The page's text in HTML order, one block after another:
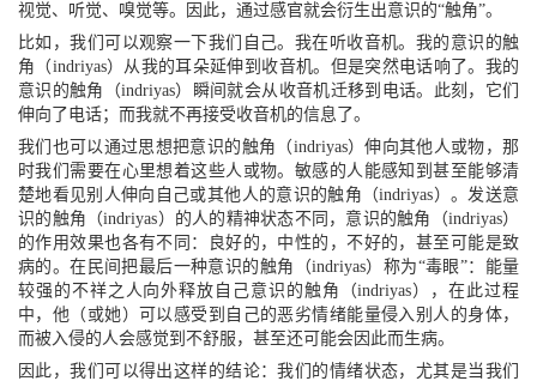
视觉、听觉、嗅觉等。因此，通过感官就会衍生出意识的“触角”。
比如，我们可以观察一下我们自己。我在听收音机。我的意识的触
角（indriyas）从我的耳朵延伸到收音机。但是突然电话响了。我的
意识的触角（indriyas）瞬间就会从收音机迁移到电话。此刻，它们
伸向了电话；而我就不再接受收音机的信息了。
我们也可以通过思想把意识的触角（indriyas）伸向其他人或物，那
时我们需要在心里想着这些人或物。敏感的人能感知到甚至能够清
楚地看见别人伸向自己或其他人的意识的触角（indriyas）。发送意
识的触角（indriyas）的人的精神状态不同，意识的触角（indriyas）
的作用效果也各有不同：良好的，中性的，不好的，甚至可能是致
病的。在民间把最后一种意识的触角（indriyas）称为“毒眼”：能量
较强的不祥之人向外释放自己意识的触角（indriyas），在此过程
中，他（或她）可以感受到自己的恶劣情绪能量侵入别人的身体，
而被入侵的人会感觉到不舒服，甚至还可能会因此而生病。
因此，我们可以得出这样的结论：我们的情绪状态，尤其是当我们